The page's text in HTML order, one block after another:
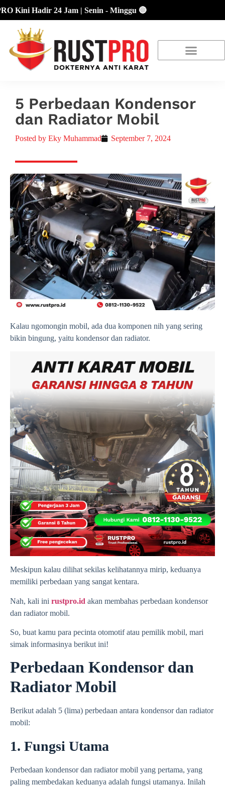
Hadir 24 Jam | Senin - Minggu 🔴
5 Perbedaan Kondensor
dan Radiator Mobil
Posted by Eky Muhammad September 7, 2024
Kalau ngomongin mobil, ada dua komponen nih yang sering
bikin bingung, yaitu kondensor dan radiator.
Meskipun kalau dilihat sekilas kelihatannya mirip, keduanya
memiliki perbedaan yang sangat kentara.
Nah, kali ini rustpro.id akan membahas perbedaan kondensor
dan radiator mobil.
So, buat kamu para pecinta otomotif atau pemilik mobil, mari
simak informasinya berikut ini!
Perbedaan Kondensor dan
Radiator Mobil
Berikut adalah 5 (lima) perbedaan antara kondensor dan radiator
mobil:
1. Fungsi Utama
Perbedaan kondensor dan radiator mobil yang pertama, yang
paling membedakan keduanya adalah fungsi utamanya. Inilah